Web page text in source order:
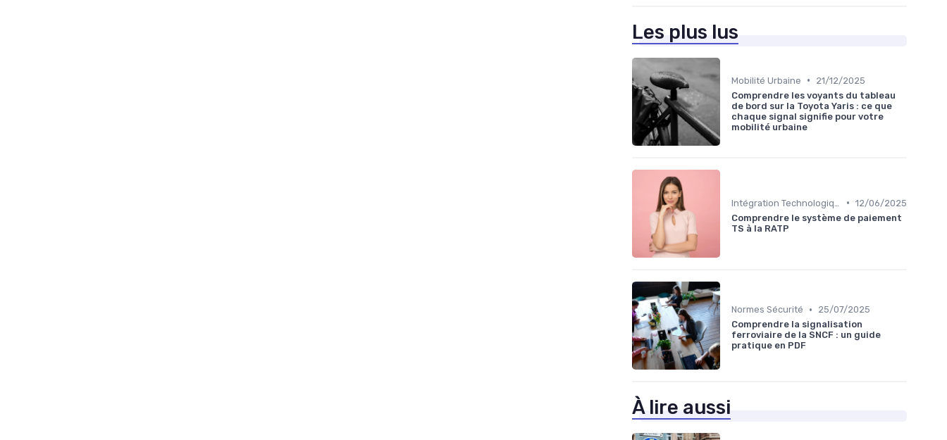
Les plus lus
Mobilité Urbaine •
21/12/2025
Comprendre les voyants du tableau
de bord sur la Toyota Yaris : ce que
chaque signal signifie pour votre
mobilité urbaine
• 12/06/2025
Comprendre le système de paiement
TS à la RATP
Normes Sécurité •
25/07/2025
Comprendre la signalisation
ferroviaire de la SNCF : un guide
pratique en PDF
À lire aussi